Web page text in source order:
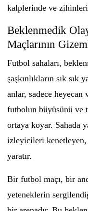
kalplerinde ve
Beklenmedik
Maçlarının
Futbol sahaları,
şaşkınlıkların sık sık
anlar, sadece heyecan
futbolun büyüsünü ve
ortaya koyar. Sahada
izleyicileri kenetleyen,
yaratır.
Bir futbol maçı, bir
yeteneklerin